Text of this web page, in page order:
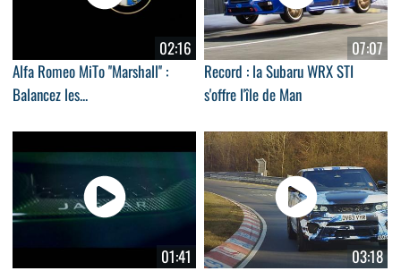
02:16
Alfa Romeo MiTo ''Marshall'' :
Balancez les...
07:07
Record : la Subaru WRX STI
s'offre l'île de Man
01:41
03:18